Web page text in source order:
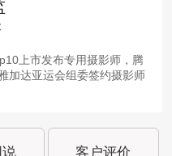
上市发布专用摄影师，腾
加达亚运会组委签约摄影师
客户评价